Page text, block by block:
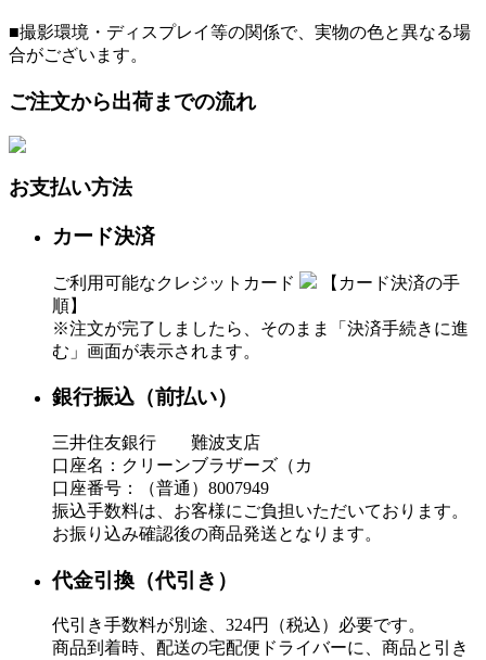
■撮影環境・ディスプレイ等の関係で、実物の色と異なる場
合がございます。
ご注文から出荷までの流れ
お支払い方法
カード決済
ご利用可能なクレジットカード
【カード決済の手
順】
※注文が完了しましたら、そのまま「決済手続きに進
む」画面が表示されます。
銀行振込（前払い）
三井住友銀行 難波支店
口座名：クリーンブラザーズ（カ
口座番号：（普通）8007949
振込手数料は、お客様にご負担いただいております。
お振り込み確認後の商品発送となります。
代金引換（代引き）
代引き手数料が別途、324円（税込）必要です。
商品到着時、配送の宅配便ドライバーに、商品と引き